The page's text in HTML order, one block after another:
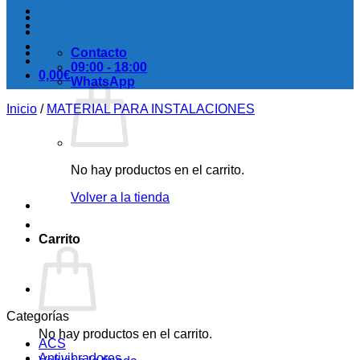
0,00€
No hay productos en el carrito.
Volver a la tienda
Carrito
No hay productos en el carrito.
Contacto
09:00 - 18:00
WhatsApp
Inicio / MATERIAL PARA INSTALACIONES
Categorías
ACS